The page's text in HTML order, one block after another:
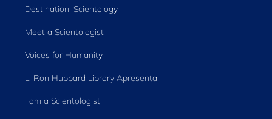
Destination: Scientology
Meet a Scientologist
Voices for Humanity
L. Ron Hubbard Library Apresenta
I am a Scientologist